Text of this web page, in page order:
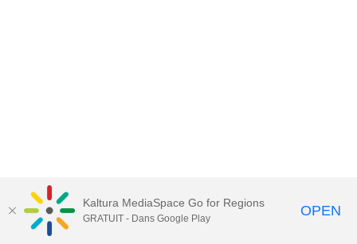
Kaltura MediaSpace Go for Regions
GRATUIT - Dans Google Play OPEN